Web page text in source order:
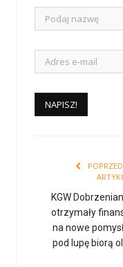
KGW
otrzymały
na nowe
pod lupę biorą